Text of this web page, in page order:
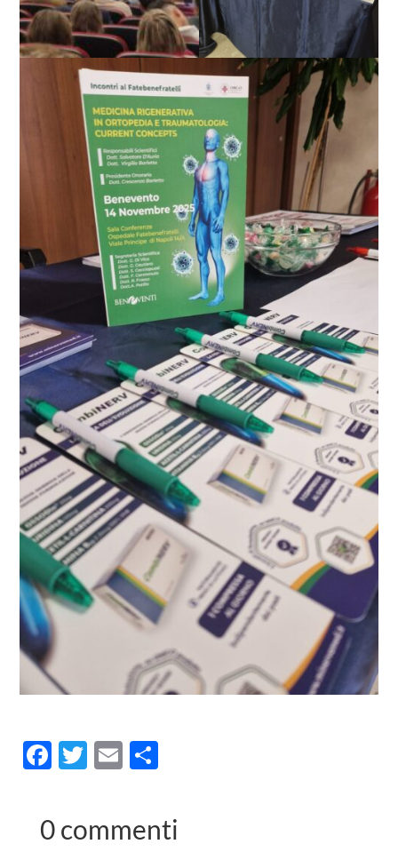
Facebook
Twitter
Email
0 commenti